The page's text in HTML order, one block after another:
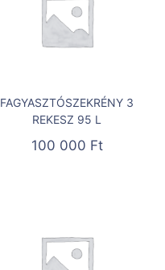
FAGYASZTÓSZEKRÉNY 3
REKESZ 95 L
100 000 Ft